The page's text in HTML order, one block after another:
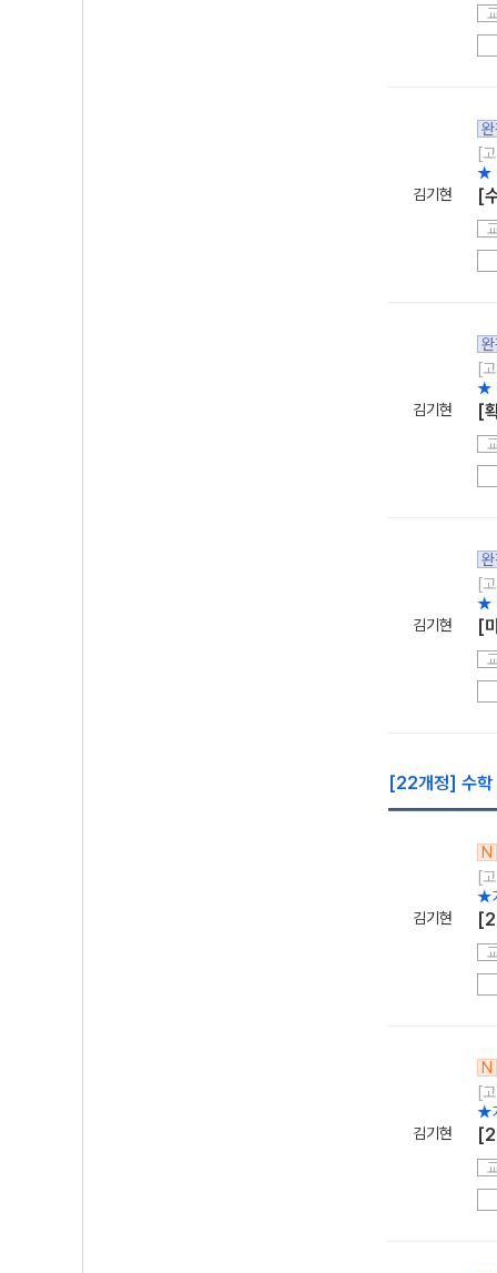
김기현
[
★
[
김기현
[
★
[
김기현
[
★
[
[22개정] 수학
김기현
N
[
★
김기현
N
[
★